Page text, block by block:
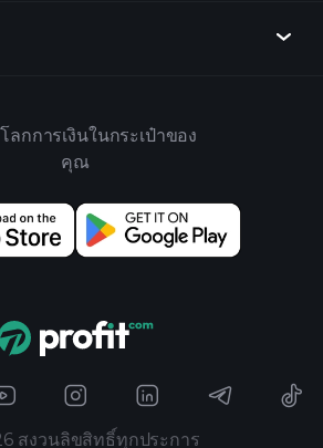
นตัว
ง
ลกการเงินในกระเป๋าของ
คุณ
สงวนลิขสิทธิ์ทุกประการ